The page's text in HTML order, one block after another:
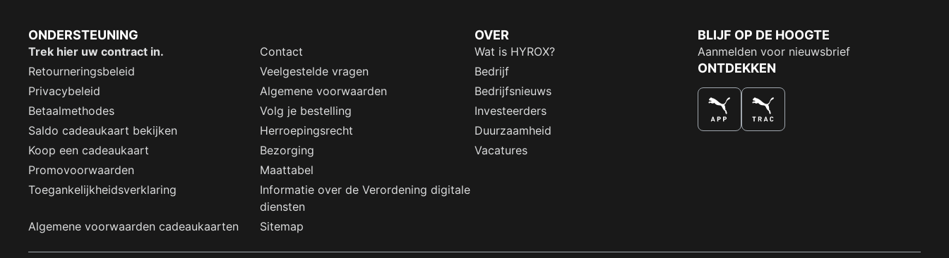
ONDERSTEUNING
Trek hier uw contract in.
Contact
Retourneringsbeleid
Veelgestelde vragen
Privacybeleid
Algemene voorwaarden
Betaalmethodes
Volg je bestelling
Saldo cadeaukaart bekijken
Herroepingsrecht
Koop een cadeaukaart
Bezorging
Promovoorwaarden
Maattabel
Toegankelijkheidsverklaring
Informatie over de Verordening digitale
diensten
Algemene voorwaarden cadeaukaarten
Sitemap
OVER
Wat is HYROX?
Bedrijf
Bedrijfsnieuws
Investeerders
Duurzaamheid
Vacatures
BLIJF OP DE HOOGTE
Aanmelden voor nieuwsbrief
ONTDEKKEN